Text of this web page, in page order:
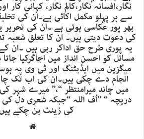
نگار،افسانہ نگار،کالم نگار، کہانی
سے ہر پہلو مکمل اکائی ہے۔ان کی
بھر پور عکاسی ہوتی ہے ۔ان کی تحریر
کی دعوت دیتی ہیں۔ ان کا تعلق
یہ پوری طرح حق اداکر رہی ہیں ۔ان
مسائل کو احسن انداز میں اجاگرکیا
میگزین میں ایڈیٹنگ اور ٹی وی پہ
انجام دے چکی ہیں۔ان کی اب تک
میں چاند میرامنتظر “،” میرے شہر
دریچہ “ ’’اُف اللہ ‘‘جبکہ شعری دل
کی زینت بن چکے